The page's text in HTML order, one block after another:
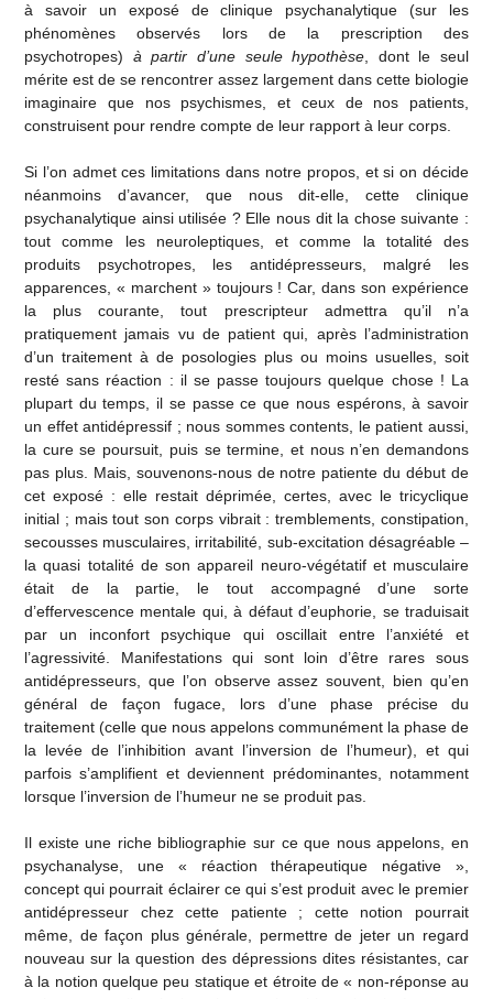
à savoir un exposé de clinique psychanalytique (sur les
phénomènes observés lors de la prescription des
psychotropes) à partir d’une seule hypothèse, dont le seul
mérite est de se rencontrer assez largement dans cette biologie
imaginaire que nos psychismes, et ceux de nos patients,
construisent pour rendre compte de leur rapport à leur corps.
Si l’on admet ces limitations dans notre propos, et si on décide
néanmoins d’avancer, que nous dit-elle, cette clinique
psychanalytique ainsi utilisée ? Elle nous dit la chose suivante :
tout comme les neuroleptiques, et comme la totalité des
produits psychotropes, les antidépresseurs, malgré les
apparences, « marchent » toujours ! Car, dans son expérience
la plus courante, tout prescripteur admettra qu’il n’a
pratiquement jamais vu de patient qui, après l’administration
d’un traitement à de posologies plus ou moins usuelles, soit
resté sans réaction : il se passe toujours quelque chose ! La
plupart du temps, il se passe ce que nous espérons, à savoir
un effet antidépressif ; nous sommes contents, le patient aussi,
la cure se poursuit, puis se termine, et nous n’en demandons
pas plus. Mais, souvenons-nous de notre patiente du début de
cet exposé : elle restait déprimée, certes, avec le tricyclique
initial ; mais tout son corps vibrait : tremblements, constipation,
secousses musculaires, irritabilité, sub-excitation désagréable –
la quasi totalité de son appareil neuro-végétatif et musculaire
était de la partie, le tout accompagné d’une sorte
d’effervescence mentale qui, à défaut d’euphorie, se traduisait
par un inconfort psychique qui oscillait entre l’anxiété et
l’agressivité. Manifestations qui sont loin d’être rares sous
antidépresseurs, que l’on observe assez souvent, bien qu’en
général de façon fugace, lors d’une phase précise du
traitement (celle que nous appelons communément la phase de
la levée de l’inhibition avant l’inversion de l’humeur), et qui
parfois s’amplifient et deviennent prédominantes, notamment
lorsque l’inversion de l’humeur ne se produit pas.
Il existe une riche bibliographie sur ce que nous appelons, en
psychanalyse, une « réaction thérapeutique négative »,
concept qui pourrait éclairer ce qui s’est produit avec le premier
antidépresseur chez cette patiente ; cette notion pourrait
même, de façon plus générale, permettre de jeter un regard
nouveau sur la question des dépressions dites résistantes, car
à la notion quelque peu statique et étroite de « non-réponse au